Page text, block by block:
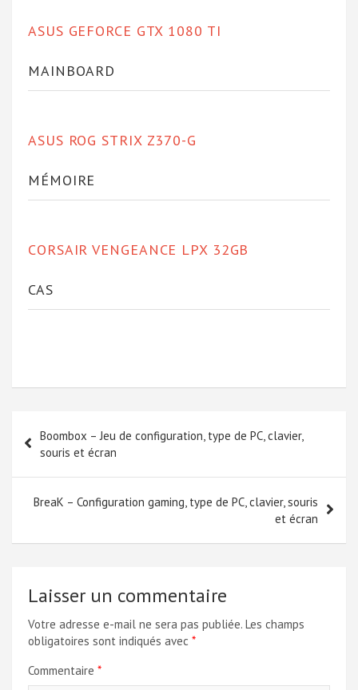
ASUS GEFORCE GTX 1080 TI
MAINBOARD
ASUS ROG STRIX Z370-G
MÉMOIRE
CORSAIR VENGEANCE LPX 32GB
CAS
de
l’article
Boombox – Jeu de configuration, type de PC, clavier,
souris et écran
BreaK – Configuration gaming, type de PC, clavier, souris
et écran
Laisser un commentaire
Votre adresse e-mail ne sera pas publiée. Les champs
obligatoires sont indiqués avec *
Commentaire *